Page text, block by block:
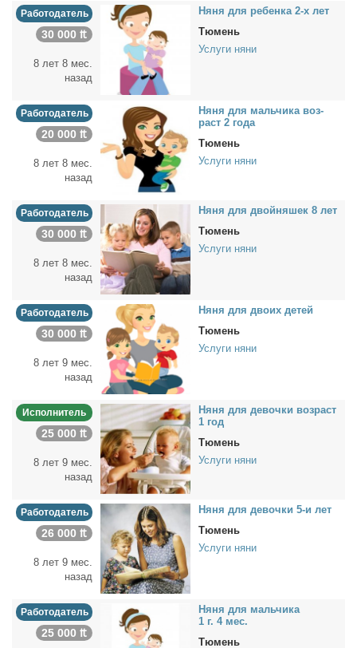
Работодатель
30 000 ₶
8 лет 8 мес.
назад
Ня­ня для ре­бен­ка 2-х лет
Тюмень
Услуги няни
Работодатель
20 000 ₶
8 лет 8 мес.
назад
Ня­ня для маль­чи­ка воз­
раст 2 го­да
Тюмень
Услуги няни
Работодатель
30 000 ₶
8 лет 8 мес.
назад
Ня­ня для двой­ня­шек 8 лет
Тюмень
Услуги няни
Работодатель
30 000 ₶
8 лет 9 мес.
назад
Ня­ня для дво­их де­тей
Тюмень
Услуги няни
Исполнитель
25 000 ₶
8 лет 9 мес.
назад
Ня­ня для де­воч­ки воз­раст
1 год
Тюмень
Услуги няни
Работодатель
26 000 ₶
8 лет 9 мес.
назад
Ня­ня для де­воч­ки 5-и лет
Тюмень
Услуги няни
Работодатель
25 000 ₶
Ня­ня для маль­чи­ка
1 г. 4 мес.
Тюмень